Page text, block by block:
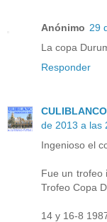
Anónimo 29
La copa
Responder
de 2013 a las
Ingenioso el
Fue un trofeo
Trofeo Copa
14 y 16-8